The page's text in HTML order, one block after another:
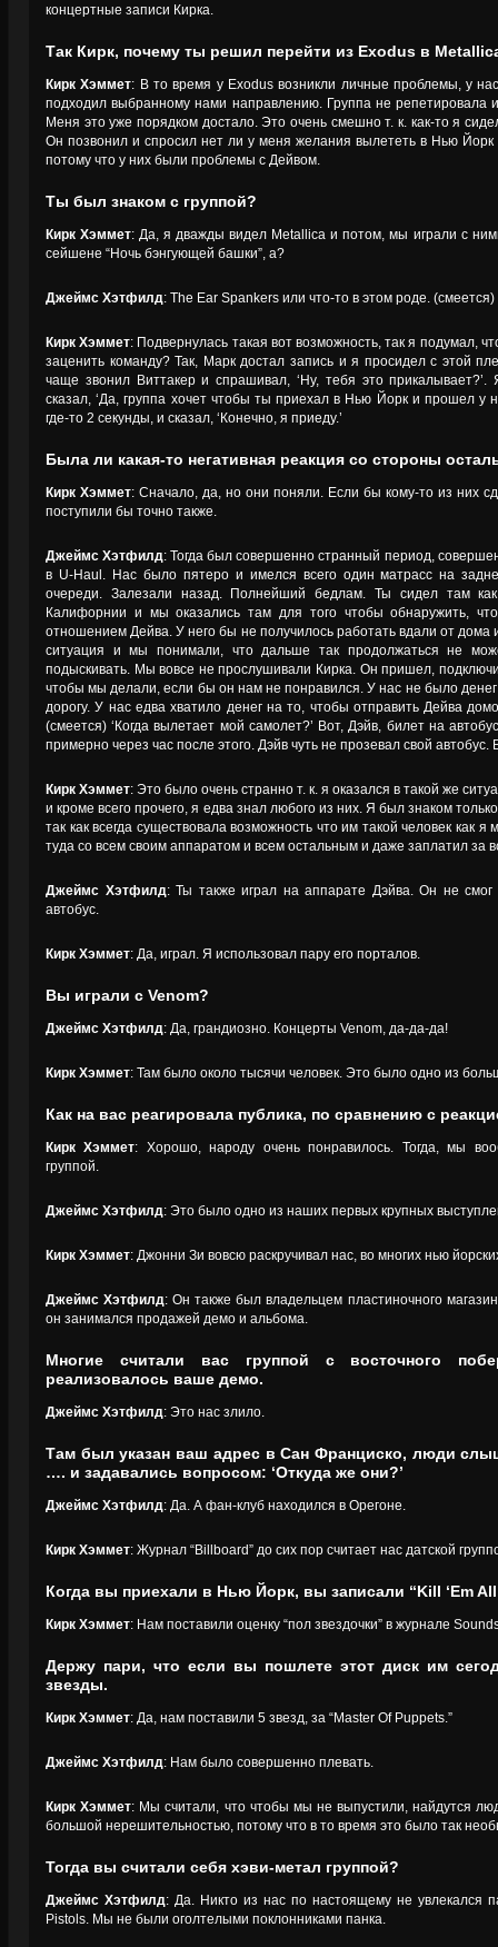
концертные записи Кирка.
Так Кирк, почему ты решил перейти из Exodus в
Кирк Хэммет: В то время у Exodus возникли личные проблемы, у
подходил выбранному нами направлению. Группа не
Меня это уже порядком достало. Это очень смешно т. к. как-то я
Он позвонил и спросил нет ли у меня желания вылететь в Нью Йорк
потому что у них были проблемы с Дейвом.
Ты был знаком с группой?
Кирк Хэммет: Да, я дважды видел Metallica и потом, мы играли с
сейшене “Ночь бэнгующей башки”, а?
Джеймс Хэтфилд: The Ear Spankers или что-то в этом роде.
Кирк Хэммет: Подвернулась такая вот возможность, так я подумал,
заценить команду? Так, Марк достал запись и я просидел с этой
чаще звонил Виттакер и спрашивал, ‘Ну, тебя это прикалывает?’.
сказал, ‘Да, группа хочет чтобы ты приехал в Нью Йорк и прошел у
где-то 2 секунды, и сказал, ‘Конечно, я приеду.’
Была ли какая-то негативная реакция со стороны
Кирк Хэммет: Сначало, да, но они поняли. Если бы кому-то из них
поступили бы точно также.
Джеймс Хэтфилд: Тогда был совершенно странный период,
в U-Haul. Нас было пятеро и имелся всего один матрасс на
очереди. Залезали назад. Полнейший бедлам. Ты сидел там
Калифорнии и мы оказались там для того чтобы обнаружить,
отношением Дейва. У него бы не получилось работать вдали от дома
ситуация и мы понимали, что дальше так продолжаться не
подыскивать. Мы вовсе не прослушивали Кирка. Он пришел,
чтобы мы делали, если бы он нам не понравился. У нас не было
дорогу. У нас едва хватило денег на то, чтобы отправить Дейва
(смеется) ‘Когда вылетает мой самолет?’ Вот, Дэйв, билет на
примерно через час после этого. Дэйв чуть не прозевал свой
Кирк Хэммет: Это было очень странно т. к. я оказался в такой же
и кроме всего прочего, я едва знал любого из них. Я был знаком
так как всегда существовала возможность что им такой человек как
туда со всем своим аппаратом и всем остальным и даже заплатил за
Джеймс Хэтфилд: Ты также играл на аппарате Дэйва. Он не
автобус.
Кирк Хэммет: Да, играл. Я использовал пару его порталов.
Вы играли с Venom?
Джеймс Хэтфилд: Да, грандиозно. Концерты Venom, да-да-да!
Кирк Хэммет: Там было около тысячи человек. Это было одно из
Как на вас реагировала публика, по сравнению с
Кирк Хэммет: Хорошо, народу очень понравилось. Тогда, мы
группой.
Джеймс Хэтфилд: Это было одно из наших первых крупных
Кирк Хэммет: Джонни Зи вовсю раскручивал нас, во многих нью
Джеймс Хэтфилд: Он также был владельцем пластиночного
он занимался продажей демо и альбома.
Многие считали вас группой с восточного
реализовалось ваше демо.
Джеймс Хэтфилд: Это нас злило.
Там был указан ваш адрес в Сан Франциско, люди
…. и задавались вопросом: ‘Откуда же они?’
Джеймс Хэтфилд: Да. А фан-клуб находился в Орегоне.
Кирк Хэммет: Журнал “Billboard” до сих пор считает нас датской
Когда вы приехали в Нью Йорк, вы записали “Kill ‘Em
Кирк Хэммет: Нам поставили оценку “пол звездочки” в журнале
Держу пари, что если вы пошлете этот диск им
звезды.
Кирк Хэммет: Да, нам поставили 5 звезд, за “Master Of Puppets.”
Джеймс Хэтфилд: Нам было совершенно плевать.
Кирк Хэммет: Мы считали, что чтобы мы не выпустили, найдутся
большой нерешительностью, потому что в то время это было так
Тогда вы считали себя хэви-метал группой?
Джеймс Хэтфилд: Да. Никто из нас по настоящему не увлекался
Pistols. Мы не были оголтелыми поклонниками панка.